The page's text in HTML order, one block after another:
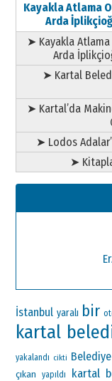
Kayakla Atlama
Arda
➤ Kayakla Atlama
Arda
➤ Kartal
➤ Kartal’da
➤ Lodos
➤
İstanbul yaralı bir
kartal
yakalandı cikti Belediye
çıkan yapıldı kartal